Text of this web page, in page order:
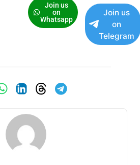
Join us
on
Whatsapp
Join us
on
Telegram